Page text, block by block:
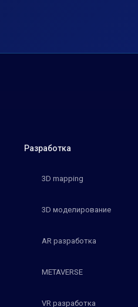
Разработка
3D mapping
3D моделирование
AR разработка
METAVERSE
VR разработка